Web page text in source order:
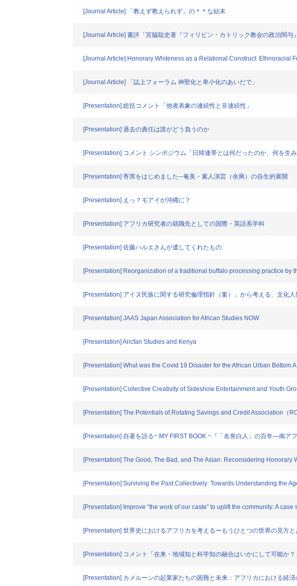
[Journal Article] 「教えず教えられず」の＊＊な結末
[Journal Article] 書評「宮脇聡史著『フィリピン・カトリック教会の政治関与
[Journal Article] Honorary Whiteness as a Relational Construct: Ethnoracial
[Journal Article] 「誌上フォーラム 神聖化と卑小化のあいだで」
[Presentation] 総括コメント「他者表象の連続性と非連続性」
[Presentation] 過去の責任は誰がどう負うのか
[Presentation] コメント シンポジウム「日韓連帯とは何だったのか、何を生
[Presentation] 寄席をはじめました─奄美・素人演芸（余興）の自生的展開
[Presentation] えっ？モアイが沖縄に？
[Presentation] アフリカ研究者の就職先としての国際・英語系学科
[Presentation] 佐藤ハルエさんが遺してくれたもの
[Presentation] Reorganization of a traditional buffalo processing practice by
[Presentation] アイヌ民族に関する研究倫理指針（案）」から考える、文化
[Presentation] JAAS Japan Association for African Studies NOW
[Presentation] Aricfan Studies and Kenya
[Presentation] What was the Covid 19 Disaster for the African Urban Bottom
[Presentation] Collective Creativity of Sideshow Entertainment and Youth
[Presentation] The Potentials of Rotating Savings and Credit Association（
[Presentation] 自著を語る~ MY FIRST BOOK ~『「名誉白人」の百年―南ア
[Presentation] The Good, The Bad, and The Asian: Reconsidering Honorary
[Presentation] Surviving the Past Collectively: Towards Understanding the
[Presentation] Improve “the work of our caste” to uplift the community: A
[Presentation] 世界史におけるアフリカを考えるーもうひとつの世界の見方と
[Presentation] コメント「在来・地域知と科学知の融合はいかにして可能か？
[Presentation] カメルーンの起業家たちの困難と未来：アフリカにおける経済